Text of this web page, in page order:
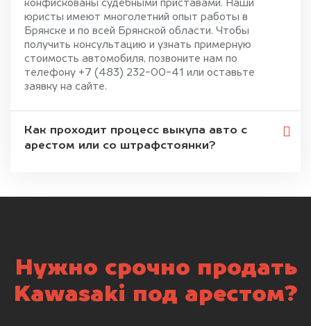
конфискованы судебными приставами. Наши
юристы имеют многолетний опыт работы в
Брянске и по всей Брянской области. Чтобы
получить консультацию и узнать примерную
стоимость автомобиля, позвоните нам по
телефону +7 (483) 232-00-41 или оставьте
заявку на сайте.
Как проходит процесс выкупа авто с
арестом или со штрафстоянки?
Нужно срочно продать
Kawasaki под арестом?